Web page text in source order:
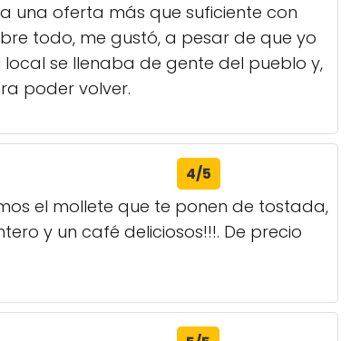
una oferta más que suficiente con
todo, me gustó, a pesar de que yo
se llenaba de gente del pueblo y,
poder volver.
4/5
el mollete que te ponen de tostada,
y un café deliciosos!!!. De precio